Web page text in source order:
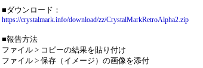
■ダウンロード：
https://crystalmark.info/download/zz/CrystalMarkRetroAlpha2.zip
■報告方法
ファイル > コピーの結果を貼り付け
ファイル > 保存（イメージ）の画像を添付